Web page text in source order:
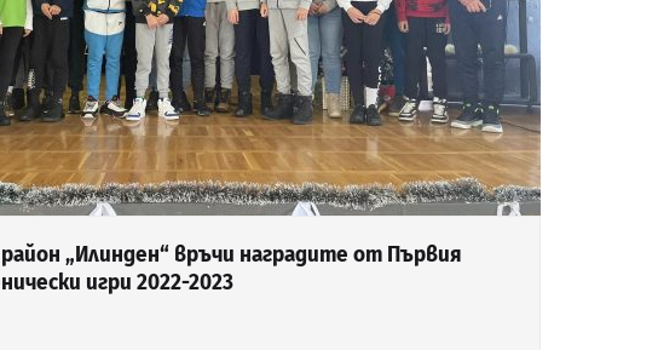
„Илинден“ връчи наградите от Първия
игри 2022-2023